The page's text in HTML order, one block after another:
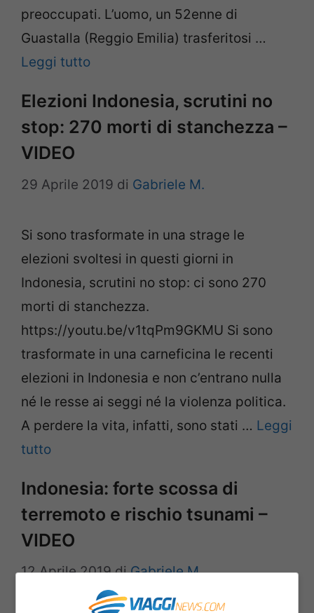
preoccupati. L’uomo, un 52enne di
Guastalla (Reggio Emilia) trasferitosi …
Leggi tutto
Elezioni Indonesia, scrutini no
stop: 270 morti di stanchezza –
VIDEO
29 Aprile 2019 di Gabriele M.
Si sono trasformate in una strage le
elezioni svoltesi in questi giorni in
Indonesia, scrutini no stop: ci sono 270
morti di stanchezza.
https://youtu.be/v1tqPm9GKMU Si sono
trasformate in una carneficina le recenti
elezioni in Indonesia e non c’entrano nulla
né le resse ai seggi né la violenza politica.
A perdere la vita, infatti, sono stati … Leggi
tutto
Indonesia: forte scossa di
terremoto e rischio tsunami –
VIDEO
12 Aprile 2019 diGabriele M.